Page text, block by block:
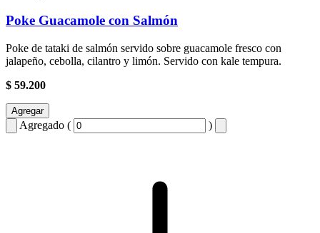
Poke Guacamole con Salmón
Poke de tataki de salmón servido sobre guacamole fresco con
jalapeño, cebolla, cilantro y limón. Servido con kale tempura.
$ 59.200
Agregar
Agregado ( )